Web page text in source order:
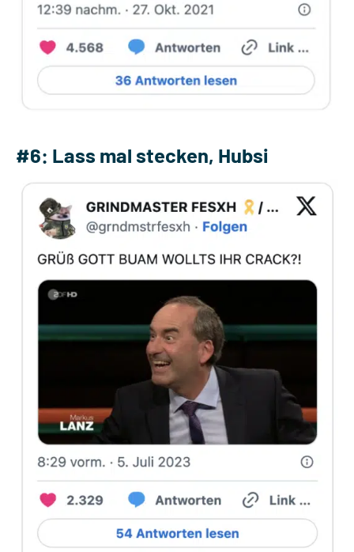
#6: Lass mal stecken, Hubsi